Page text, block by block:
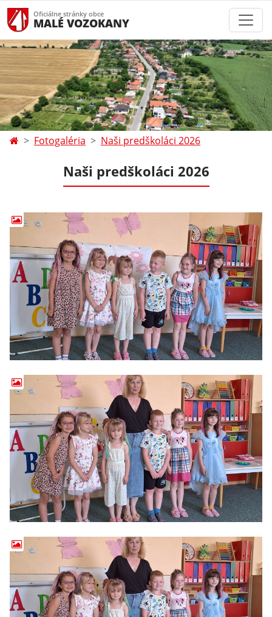
Oficiálne stránky obce
MALÉ VOZOKANY
Fotogaléria Naši predškoláci 2026
Naši predškoláci 2026